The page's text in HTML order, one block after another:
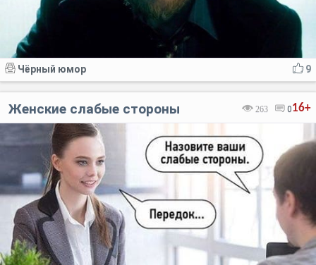
9
Чёрный юмор
16+
263 0
Женские слабые стороны